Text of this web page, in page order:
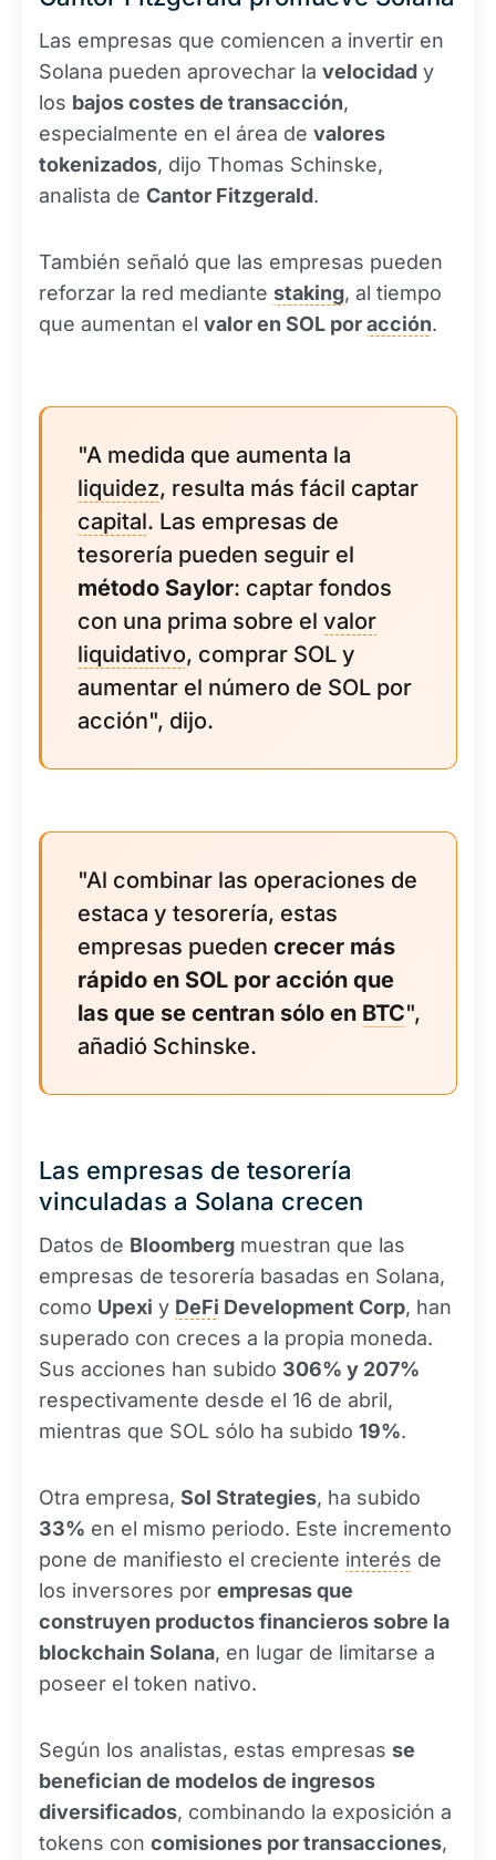
Las empresas que comiencen a invertir en
Solana pueden aprovechar la velocidad y
los bajos costes de transacción,
especialmente en el área de valores
tokenizados, dijo Thomas Schinske,
analista de Cantor Fitzgerald.
También señaló que las empresas pueden
reforzar la red mediante staking, al tiempo
que aumentan el valor en SOL poracción.
"A medida que aumenta la
liquidez, resulta más fácil captar
capital. Las empresas de
tesorería pueden seguir el
método Saylor: captar fondos
con una prima sobre el valor
liquidativo, comprar SOL y
aumentar el número de SOL por
acción", dijo.
"Al combinar las operaciones de
estaca y tesorería, estas
empresas pueden crecer más
rápido en SOL por acción que
las que se centran sólo en BTC",
añadió Schinske.
Las empresas de tesorería
vinculadas a Solana crecen
Datos de Bloomberg muestran que las
empresas de tesorería basadas en Solana,
como Upexi y DeFi Development Corp, han
superado con creces a la propia moneda.
Sus acciones han subido 306% y 207%
respectivamente desde el 16 de abril,
mientras que SOL sólo ha subido 19%.
Otra empresa, Sol Strategies, ha subido
33% en el mismo periodo. Este incremento
pone de manifiesto el creciente interés de
los inversores por empresas que
construyen productos financieros sobre la
blockchain Solana, en lugar de limitarse a
poseer el token nativo.
Según los analistas, estas empresas se
benefician de modelos de ingresos
diversificados, combinando la exposición a
tokens con comisiones por transacciones,